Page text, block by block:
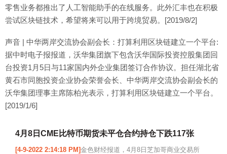
零售业务都推出了人工智能助手的在线服务。此外汇丰也在积极
尝试区块链技术，希望将来可以用于跨境贸易。[2019/8/2]
声音 | 中华两岸交流协会副会长：打算利用区块链建立一个平台:
据中时电子报报道，沃华集团旗下包含沃华国际投资控股集团回
台投资1月5日与11家国内外企业集团签订合作协议。担任湖北省
黄石市同胞投资企业协会荣誉会长、中华两岸交流协会副会长的
沃华集团理事主席陈柏光表示，打算利用区块链建立一个平台。
[2019/1/6]
4月8日CME比特币期货未平仓合约持仓下跌117张
[4-9-2022 2:14:18 PM]金色财经报道，4月8日芝加哥商业交易所